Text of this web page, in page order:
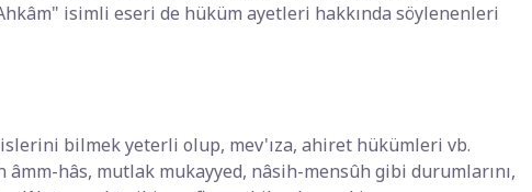
isimli eseri de hüküm ayetleri hakkında söylenenleri
bilmek yeterli olup, mev'ıza, ahiret hükümleri vb.
hâs, mutlak mukayyed, nâsih-mensûh gibi durumlarını,